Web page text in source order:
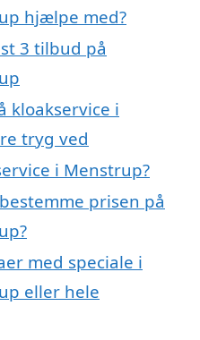
hjælpe med?
3 tilbud på
kloakservice i
tryg ved
i Menstrup?
prisen på
med speciale i
eller hele